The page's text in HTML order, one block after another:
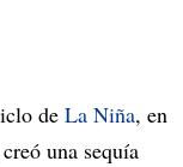
de La Niña, en
una sequía